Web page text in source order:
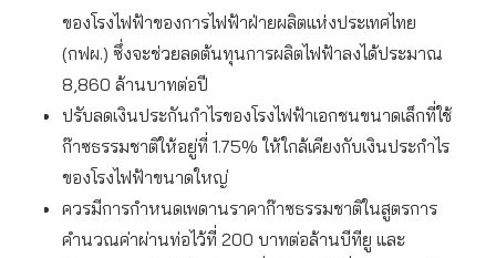
ของโรงไฟฟ้าของการไฟฟ้าฝ่ายผลิตแห่งประเทศไทย
(กฟผ.) ซึ่งจะช่วยลดต้นทุนการผลิตไฟฟ้าลงได้ประมาณ
8,860 ล้านบาทต่อปี
ปรับลดเงินประกันกำไรของโรงไฟฟ้าเอกชนขนาดเล็กที่ใช้
ก๊าซธรรมชาติให้อยู่ที่ 1.75% ให้ใกล้เคียงกับเงินประกำไร
ของโรงไฟฟ้าขนาดใหญ่
ควรมีการกำหนดเพดานราคาก๊าซธรรมชาติในสูตรการ
คำนวณค่าผ่านท่อไว้ที่ 200 บาทต่อล้านบีทียู และ